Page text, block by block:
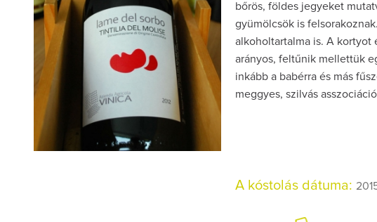
bőrös, földes jegyeket
gyümölcsök is
alkoholtartalma is. A kortyot
arányos, feltűnik mellettük
inkább a babérra és más
meggyes, szilvás
A kóstolás dátuma: